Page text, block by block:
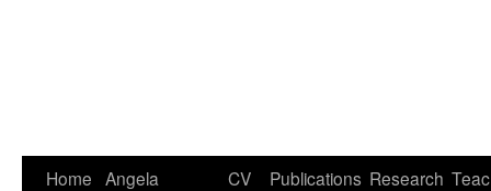
Home Angela
CV Publications Research